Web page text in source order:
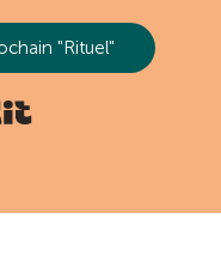
"Rituel"